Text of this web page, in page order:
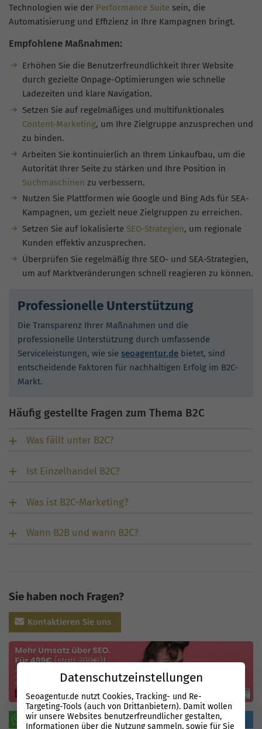
Technologien wie der Performance Suite sein, die
Automatisierung und Effizienz in Ihre Kampagnen bringt.
Empfohlene Maßnahmen:
Erhöhen Sie die Benutzerfreundlichkeit Ihrer Website
durch gezielte Onpage-Optimierungen wie schnelle
Ladezeiten und klare Navigation.
Setzen Sie auf regelmäßiges und multifunktionales
Content-Marketing, um Ihre Zielgruppe anzusprechen und
zu binden.
Arbeiten Sie kontinuierlich an Ihrem Linkaufbau, um die
Autorität Ihrer Seite zu stärken und Ihre Position in
Suchmaschinen zu verbessern.
Nutzen Sie Plattformen wie Google und Bing Ads für SEA-
Kampagnen, um gezielt neue Zielgruppen zu erreichen.
Setzen Sie auf lokalisierte SEO-Strategien, um regionale
Kunden effektiv anzusprechen.
Überprüfen Sie regelmäßig Ihre SEO- und SEA-Strategien,
um auf Marktveränderungen schnell reagieren zu können.
Professionelle Unterstützung
Die Transparenz Ihrer Maßnahmen und die
professionelle Unterstützung durch umfassende
Serviceleistungen, wie sie seoagentur.de bietet, sind
entscheidende Faktoren für nachhaltigen Erfolg im B2C-
Markt.
Häufig gestellte Fragen zum Thema B2C
Was fällt unter B2C?
Ist Einzelhandel B2C?
Was ist B2C-Marketing?
Wann B2B und wann B2C?
Sie haben noch Fragen?
Kontaktieren Sie uns
WhatsApp teilen tweeten
Datenschutzeinstellungen
Seoagentur.de nutzt Cookies, Tracking- und Re-
Targeting-Tools (auch von Drittanbietern). Damit wollen
wir unsere Websites benutzerfreundlicher gestalten,
Informationen über die Nutzung sammeln, sowie für Sie